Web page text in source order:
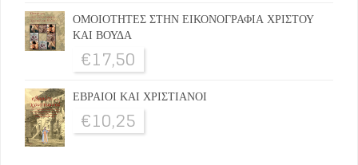
ΟΜΟΙΟΤΗΤΕΣ ΣΤΗΝ ΕΙΚΟΝΟΓΡΑΦΙΑ ΧΡΙΣΤΟΥ
ΚΑΙ ΒΟΥΔΑ
€17,50
ΕΒΡΑΙΟΙ ΚΑΙ ΧΡΙΣΤΙΑΝΟΙ
€10,25